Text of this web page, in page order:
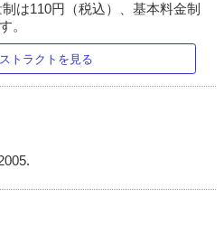
は110円（税込）、基本料金制
。
トラクトを見る